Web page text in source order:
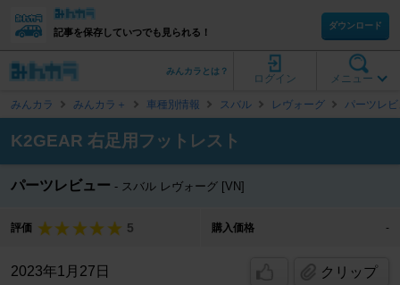
記事を保存していつでも見られる！
ダウンロード
メニュー
ログイン
みんカラとは？
みんカラ みんカラ＋ 車種別情報 スバル レヴォーグ パーツレ
K2GEAR 右足用フットレスト
パーツレビュー スバル レヴォーグ [VN]
評価 5 購入価格 -
2023年1月27日 クリップ